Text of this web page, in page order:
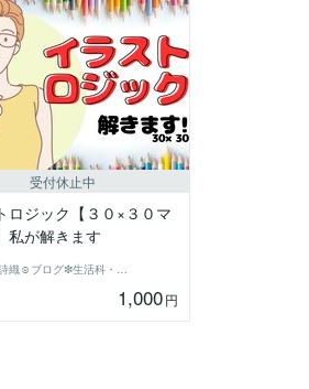
受付休止中
ロジック【３０×３０マ
私が解きます
楠木詩織☺︎ブログ❇︎生活科・家庭研究部
1,000円